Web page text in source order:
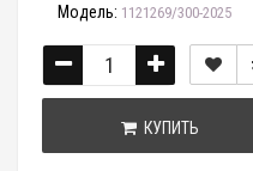
Модель: 1121269/300-2025
КУПИТЬ